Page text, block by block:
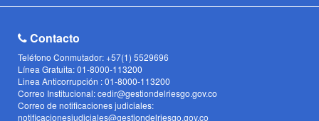
Contacto
Teléfono Conmutador: +57(1) 5529696
Línea Gratuita: 01-8000-113200
Linea Anticorrupción : 01-8000-113200
Correo Institucional: cedir@gestiondelriesgo.gov.co
Correo de notificaciones judiciales:
notificacionesjudiciales@gestiondelriesgo.gov.co